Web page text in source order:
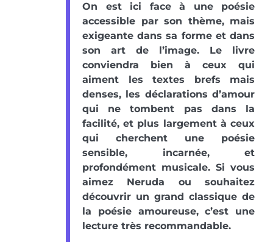
On est ici face à une poésie
accessible par son thème, mais
exigeante dans sa forme et dans
son art de l’image. Le livre
conviendra bien à ceux qui
aiment les textes brefs mais
denses, les déclarations d’amour
qui ne tombent pas dans la
facilité, et plus largement à ceux
qui cherchent une poésie
sensible, incarnée, et
profondément musicale. Si vous
aimez Neruda ou souhaitez
découvrir un grand classique de
la poésie amoureuse, c’est une
lecture très recommandable.